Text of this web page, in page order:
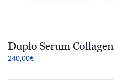
Duplo Serum Collagen
240,00€